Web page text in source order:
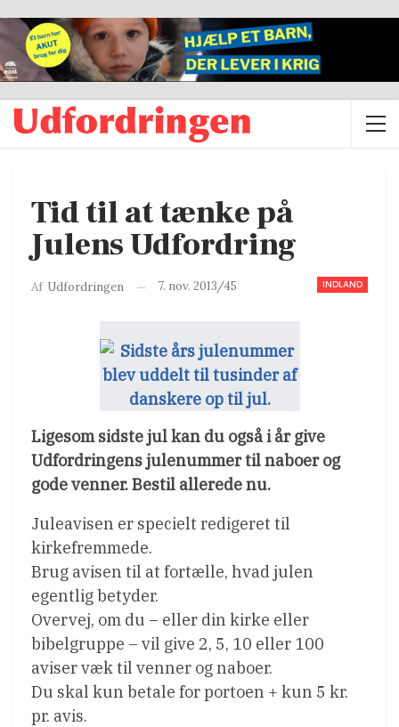
Tid til at tænke på
Julens Udfordring
INDLAND
Af Udfordringen 7. nov. 2013/45
Ligesom sidste jul kan du også i år give
Udfordringens julenummer til naboer og
gode venner. Bestil allerede nu.
Juleavisen er specielt redigeret til
kirkefremmede.
Brug avisen til at fortælle, hvad julen
egentlig betyder.
Overvej, om du – eller din kirke eller
bibelgruppe – vil give 2, 5, 10 eller 100
aviser væk til venner og naboer.
Du skal kun betale for portoen + kun 5 kr.
pr. avis.